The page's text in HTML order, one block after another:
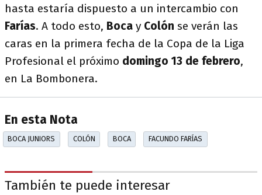
hasta estaría dispuesto a un intercambio con
Farías. A todo esto, Boca y Colón se verán las
caras en la primera fecha de la Copa de la Liga
Profesional el próximo domingo 13 de febrero,
en La Bombonera.
En esta Nota
BOCA JUNIORS COLÓN BOCA FACUNDO FARÍAS
También te puede interesar